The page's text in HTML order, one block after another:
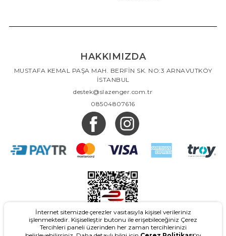
HAKKIMIZDA
MUSTAFA KEMAL PAŞA MAH. BERFİN SK. NO:3 ARNAVUTKÖY
İSTANBUL
destek@slazenger.com.tr
08504807616
İnternet sitemizde çerezler vasıtasıyla kişisel verileriniz
işlenmektedir. Kişiselleştir butonu ile erişebileceğiniz Çerez
Tercihleri paneli üzerinden her zaman tercihlerinizi